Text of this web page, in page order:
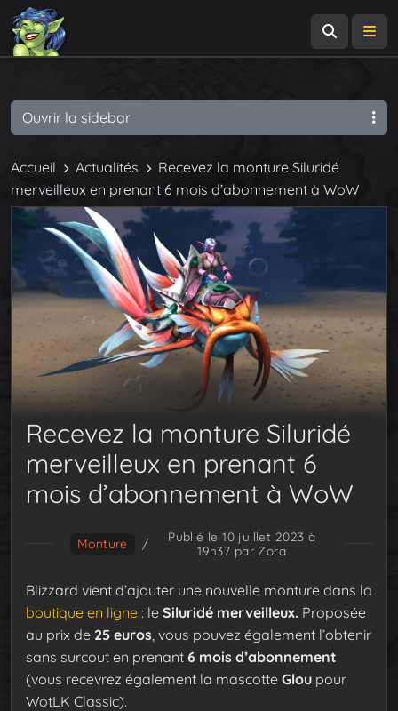
Accueil Actualités
Recevez la monture Siluridé
merveilleux en prenant 6 mois d’abonnement à WoW
Recevez la monture Siluridé
merveilleux en prenant 6
mois d’abonnement à WoW
Monture /
Publié le 10 juillet 2023 à
19h37 par Zora
Blizzard vient d’ajouter une nouvelle monture dans la
boutique en ligne : le Siluridé merveilleux. Proposée
au prix de 25 euros , vous pouvez également l’obtenir
sans surcout en prenant 6 mois d’abonnement
(vous recevrez également la mascotte Glou pour
WotLK Classic).
Ouvrir la sidebar